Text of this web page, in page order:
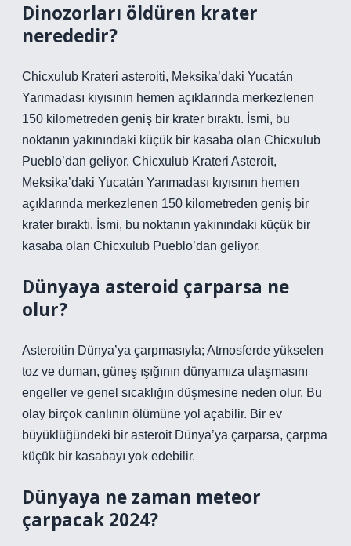
Dinozorları öldüren krater
nerededir?
Chicxulub Krateri asteroiti, Meksika’daki Yucatán
Yarımadası kıyısının hemen açıklarında merkezlenen
150 kilometreden geniş bir krater bıraktı. İsmi, bu
noktanın yakınındaki küçük bir kasaba olan Chicxulub
Pueblo’dan geliyor. Chicxulub Krateri Asteroit,
Meksika’daki Yucatán Yarımadası kıyısının hemen
açıklarında merkezlenen 150 kilometreden geniş bir
krater bıraktı. İsmi, bu noktanın yakınındaki küçük bir
kasaba olan Chicxulub Pueblo’dan geliyor.
Dünyaya asteroid çarparsa ne
olur?
Asteroitin Dünya’ya çarpmasıyla; Atmosferde yükselen
toz ve duman, güneş ışığının dünyamıza ulaşmasını
engeller ve genel sıcaklığın düşmesine neden olur. Bu
olay birçok canlının ölümüne yol açabilir. Bir ev
büyüklüğündeki bir asteroit Dünya’ya çarparsa, çarpma
küçük bir kasabayı yok edebilir.
Dünyaya ne zaman meteor
çarpacak 2024?